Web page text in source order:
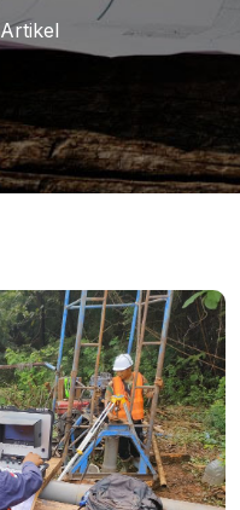
Artikel